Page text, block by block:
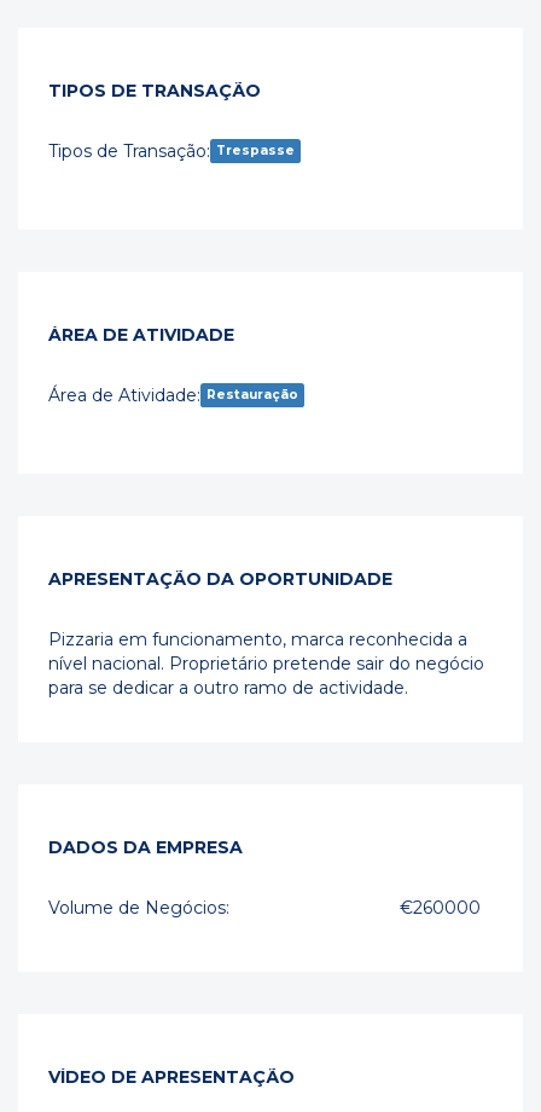
TIPOS DE TRANSAÇÃO
Tipos de Transação: Trespasse
ÁREA DE ATIVIDADE
Área de Atividade: Restauração
APRESENTAÇÃO DA OPORTUNIDADE
Pizzaria em funcionamento, marca reconhecida a
nível nacional. Proprietário pretende sair do negócio
para se dedicar a outro ramo de actividade.
DADOS DA EMPRESA
Volume de Negócios: €260000
VÍDEO DE APRESENTAÇÃO